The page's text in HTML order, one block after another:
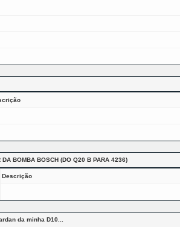
DA BOMBA BOSCH (DO Q20 B PARA 4236)
Descrição
da minha D10...